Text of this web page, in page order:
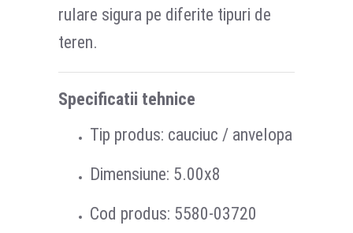
rulare sigura pe diferite tipuri de
teren.
Specificatii tehnice
Tip produs: cauciuc / anvelopa
Dimensiune: 5.00x8
Cod produs: 5580-03720